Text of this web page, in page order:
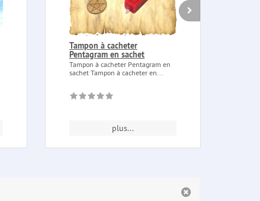
Tampon à cacheter
Pentagram en sachet
Tampon à cacheter Pentagram en
sachet Tampon à cacheter en...
plus...